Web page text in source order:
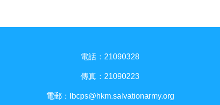
電話：21090328
傳真：21090223
電郵： lbcps@hkm.salvationarmy.org